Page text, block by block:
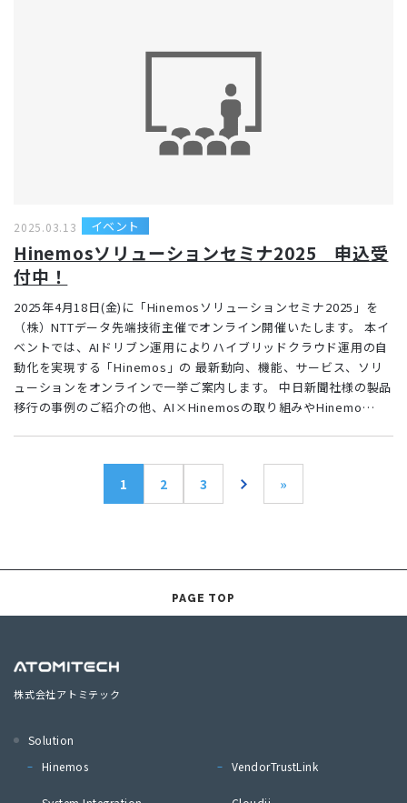
2025.03.13 イベント
Hinemosソリューションセミナ2025 申込受
付中！
2025年4月18日(金)に「Hinemosソリューションセミナ2025」を
（株）NTTデータ先端技術主催でオンライン開催いたします。 本イ
ベントでは、AIドリブン運用によりハイブリッドクラウド運用の自
動化を実現する「Hinemos」の 最新動向、機能、サービス、ソリ
ューションをオンラインで一挙ご案内します。 中日新聞社様の製品
移行の事例のご紹介の他、AI×Hinemosの取り組みやHinemo…
1 2 3 »
PAGE TOP
株式会社アトミテック
Solution
Hinemos
VendorTrustLink